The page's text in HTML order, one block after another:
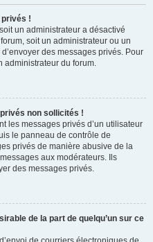
!
un administrateur a désactivé
soit un administrateur ou un
des messages privés. Pour
administrateur du forum.
non sollicités !
les messages privés d’un utilisateur
le panneau de contrôle de
privés de manière abusive de la
aux modérateurs. Ils
des messages privés.
de la part de quelqu’un sur ce